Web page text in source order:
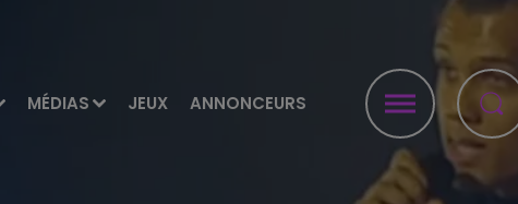
MÉDIAS JEUX ANNONCEURS